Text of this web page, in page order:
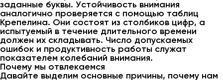
заданные буквы. Устойчивость внимания
аналогично проверяется с помощью таблиц
Крепелина. Они состоят из столбиков цифр, а
испытуемый в течение длительного времени
должен их складывать. Число допускаемых
ошибок и продуктивность работы служат
показателем колебаний внимания.
Почему мы отвлекаемся
Давайте выделим основные причины, почему нам